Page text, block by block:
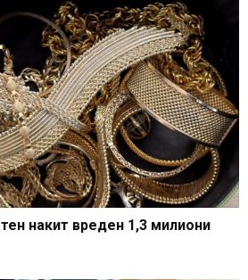
накит вреден 1,3 милиони